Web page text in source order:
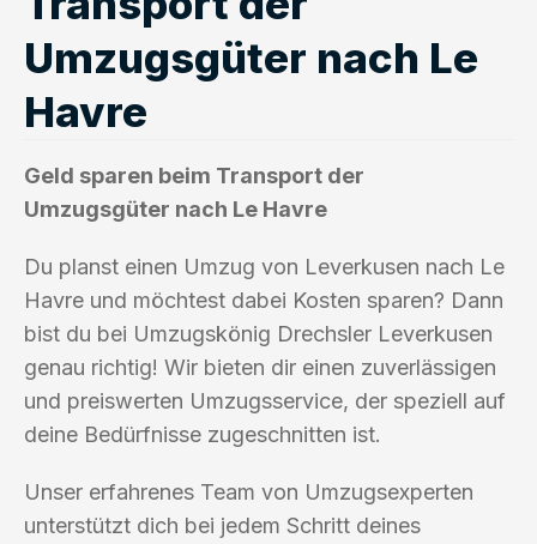
Umzugsgüter nach Le
Havre
Geld sparen beim Transport der
Umzugsgüter nach Le Havre
Du planst einen Umzug von Leverkusen nach Le
Havre und möchtest dabei Kosten sparen? Dann
bist du bei Umzugskönig Drechsler Leverkusen
genau richtig! Wir bieten dir einen zuverlässigen
und preiswerten Umzugsservice, der speziell auf
deine Bedürfnisse zugeschnitten ist.
Unser erfahrenes Team von Umzugsexperten
unterstützt dich bei jedem Schritt deines